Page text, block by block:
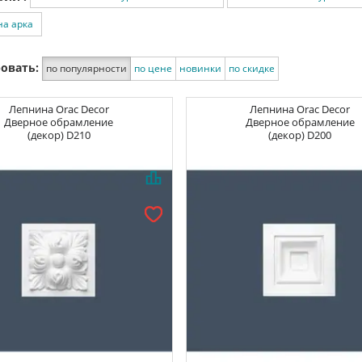
арка
по популярности по цене новинки по скидке
ЛепнинаOrac Decor
Дверное обрамление
(декор) D210
ЛепнинаOrac Decor
Дверное обрамление
(декор) D200